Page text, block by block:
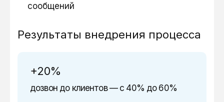
сообщений
Результаты внедрения процесса
+20%
дозвон до клиентов — с 40% до 60%